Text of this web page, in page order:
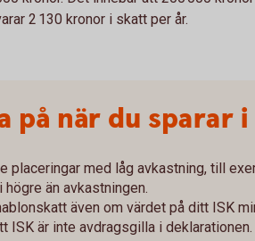
2 130 kronor i skatt per år.
på när du sparar i
placeringar med låg avkastning, till
än avkastningen.
även om värdet på ditt ISK
ISK är inte avdragsgilla i deklarationen.